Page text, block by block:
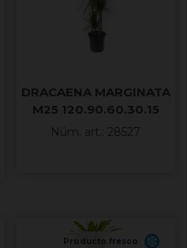
DRACAENA MARGINATA
M25 120.90.60.30.15
H180cm.
Núm. art.: 28527
Producto fresco